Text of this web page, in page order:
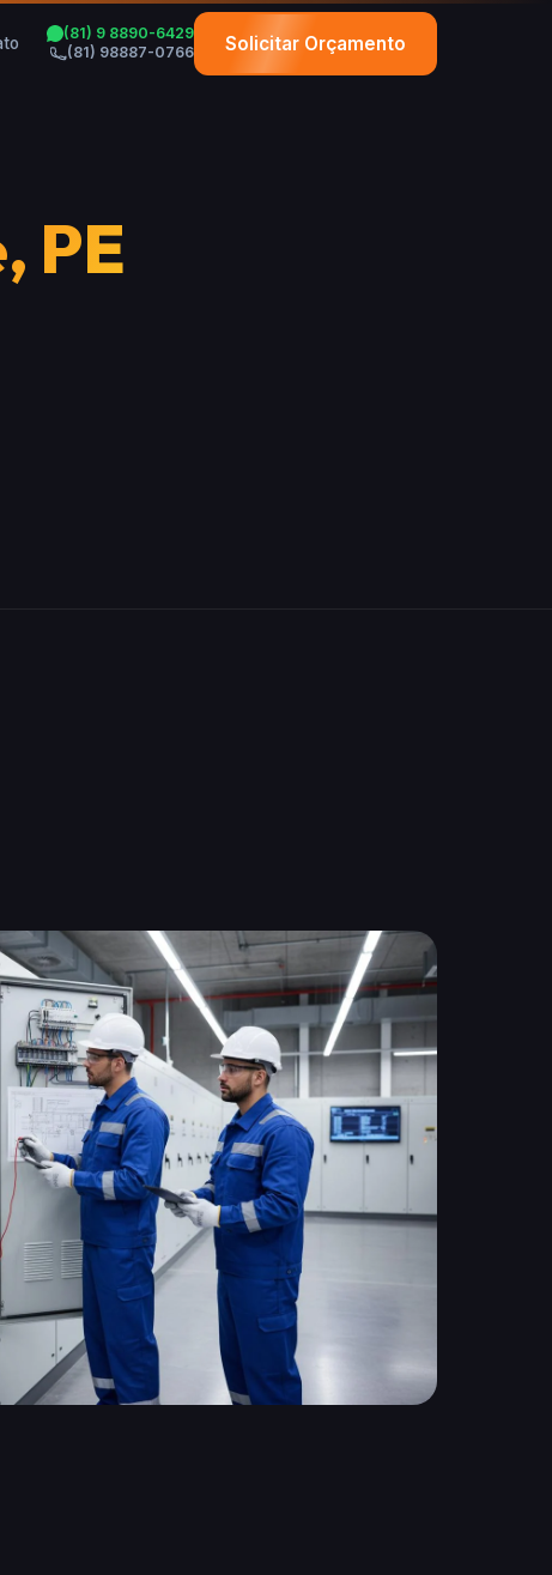
(81) 9 8890-6429
(81) 98887-0766
Solicitar Orçamento
PE